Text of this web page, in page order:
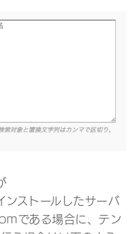
ストールしたサーバ
である場合に、テン